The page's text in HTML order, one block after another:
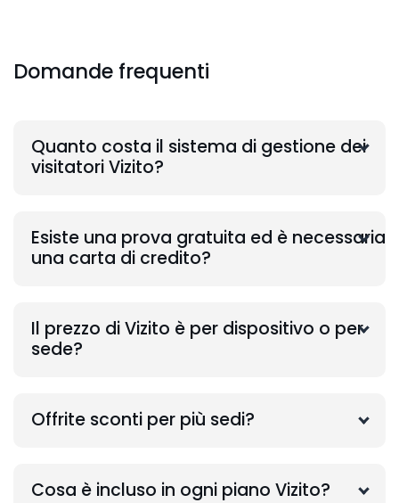
Domande frequenti
Quanto costa il sistema di gestione dei
visitatori Vizito?
Esiste una prova gratuita ed è necessaria
una carta di credito?
Il prezzo di Vizito è per dispositivo o per
sede?
Offrite sconti per più sedi?
Cosa è incluso in ogni piano Vizito?